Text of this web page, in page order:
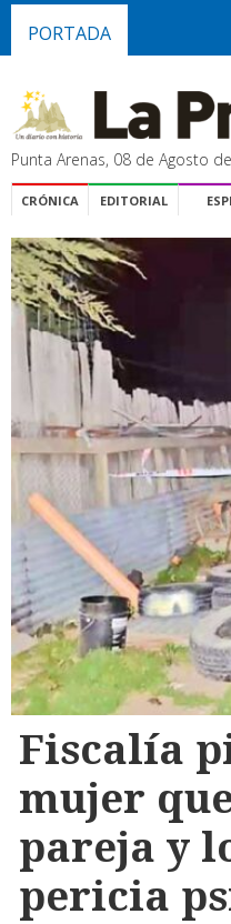
PORTADA
Punta Arenas, 08 de Agosto
CRÓNICA EDITORIAL
Fiscalía
mujer
pareja y
pericia